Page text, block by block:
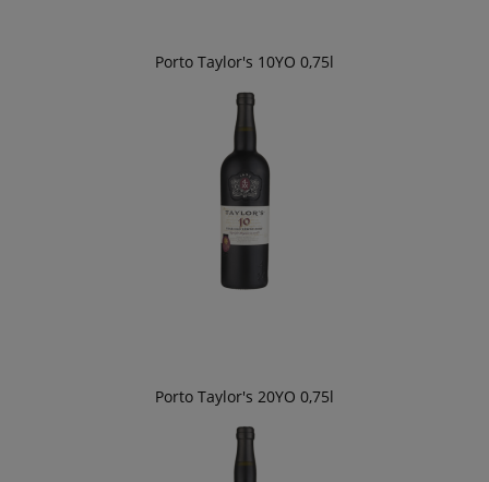
Porto Taylor's 10YO 0,75l
Porto Taylor's 20YO 0,75l